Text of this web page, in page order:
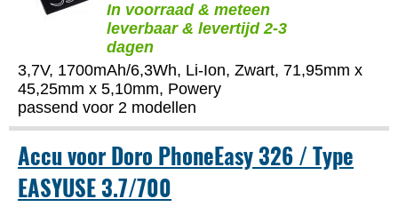
In voorraad & meteen
leverbaar & levertijd 2-3
dagen
3,7V, 1700mAh/6,3Wh, Li-Ion, Zwart, 71,95mm x
45,25mm x 5,10mm, Powery
passend voor 2 modellen
Accu voor Doro PhoneEasy 326 / Type
EASYUSE 3.7/700